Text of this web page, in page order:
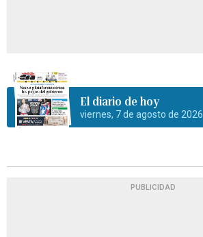
El diario de hoy
viernes, 7 de agosto de 2026
PUBLICIDAD